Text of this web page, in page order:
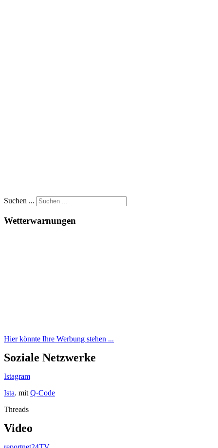
Suchen ...
Wetterwarnungen
Hier könnte Ihre Werbung stehen ...
Soziale Netzwerke
Istagram
Ista. mit Q-Code
Threads
Video